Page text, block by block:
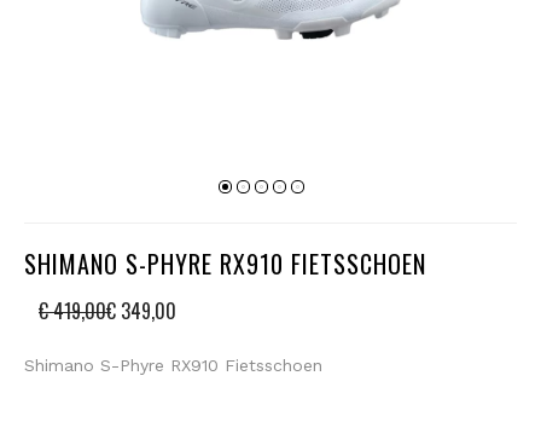
SHIMANO S-PHYRE RX910 FIETSSCHOEN
€ 419,00€ 349,00
Shimano S-Phyre RX910 Fietsschoen